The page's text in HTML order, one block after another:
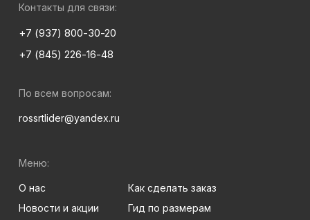
Контакты для связи:
+7 (937) 800-30-20
+7 (845) 226-16-48
По всем вопросам:
rossrtlider@yandex.ru
Меню:
О нас
Новости и акции
Как сделать заказ
Гид по размерам